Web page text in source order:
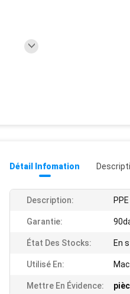
Détail Infomation
Description:
Garantie:
État Des Stocks: En
Utilisé En:
Mettre En Évidence: